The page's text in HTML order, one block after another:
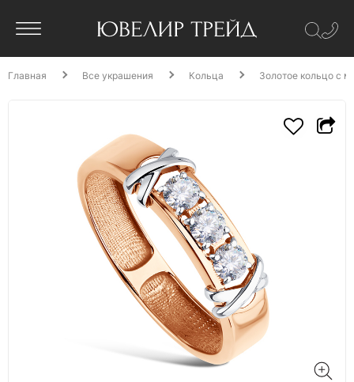
Главная Все украшения Кольца Золотое кольцо с